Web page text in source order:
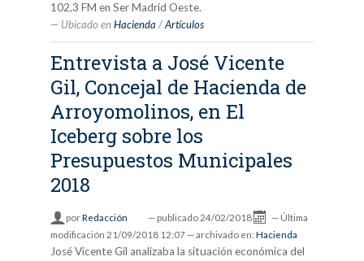
102,3 FM en Ser Madrid Oeste.
Ubicado en Hacienda /Artículos
Entrevista a José Vicente
Gil, Concejal de Hacienda de
Arroyomolinos, en El
Iceberg sobre los
Presupuestos Municipales
2018
porRedacción — publicado 24/02/2018 — Última
modificación 21/09/2018 12:07 — archivado en: Hacienda
José Vicente Gil analizaba la situación económica del